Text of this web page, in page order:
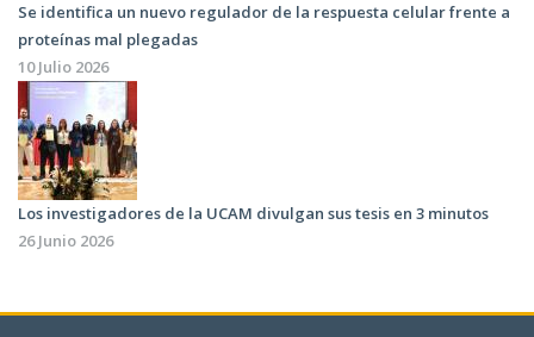
Se identifica un nuevo regulador de la respuesta celular frente a
proteínas mal plegadas
10 Julio 2026
Los investigadores de la UCAM divulgan sus tesis en 3 minutos
26 Junio 2026